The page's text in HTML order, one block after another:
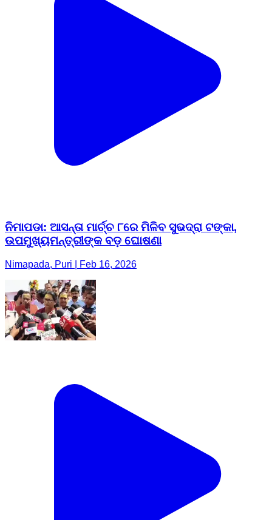
ନିମାପଡା: ଆସନ୍ତା ମାର୍ଚ୍ଚ ୮ରେ ମିଳିବ ସୁଭଦ୍ରା ଟଙ୍କା,
ଉପମୁଖ୍ୟମନ୍ତ୍ରୀଙ୍କ ବଡ଼ ଘୋଷଣା
Nimapada, Puri | Feb 16, 2026